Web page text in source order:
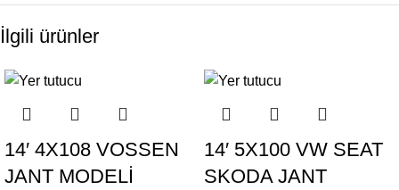
İlgili ürünler
14′ 4X108 VOSSEN
JANT MODELİ
14′ 5X100 VW SEAT
SKODA JANT